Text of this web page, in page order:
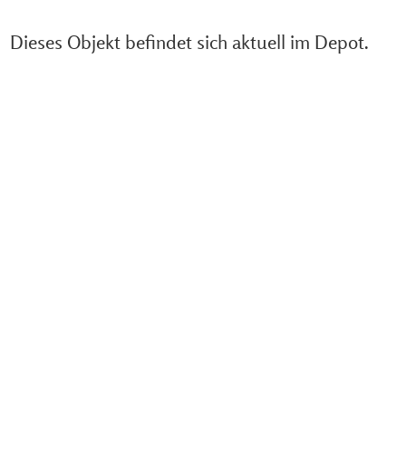
Dieses Objekt befindet sich aktuell im Depot.